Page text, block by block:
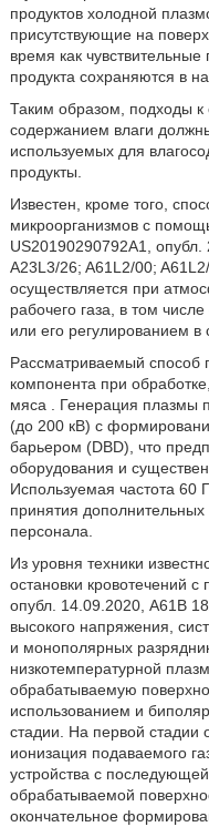
продуктов холодной
присутствующие на
время как
продукта сохраняются в
Таким образом, подходы к
содержанием влаги
используемых для
продукты.
Известен, кроме того,
микроорганизмов с
US20190290792A1,
A23L3/26; A61L2/00;
осуществляется при
рабочего газа, в том
или его регулированием в
Рассматриваемый способ
компонента при
мяса . Генерация плазмы
(до 200 кВ) с
барьером (DBD), что
оборудования и
Используемая частота 60
принятия
персонала.
Из уровня техники
остановки кровотечений
опубл. 14.09.2020, A61B
высокого напряжения,
и монополярных
низкотемпературной
обрабатываемую
использованием и
стадии. На первой стадии
ионизация подаваемого
устройства с
обрабатываемой
окончательное